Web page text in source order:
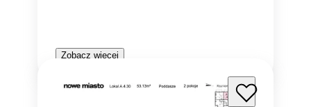
Zobacz więcej